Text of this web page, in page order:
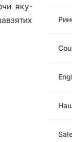
яку-